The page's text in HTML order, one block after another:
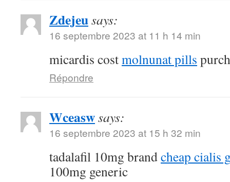
Zdejeusays:
16 septembre 2023 at 11 h 14 min
micardis costmolnunat pills
Répondre
Wceaswsays:
16 septembre 2023 at 15 h 32 min
tadalafil 10mg brandcheap cialis
100mg generic